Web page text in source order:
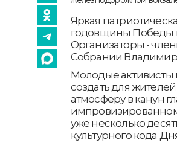
Яркая
годовщины Победы
Организаторы -
Собрании
Молодые активисты
создать для
атмосферу в канун
уже несколько
культурного кода